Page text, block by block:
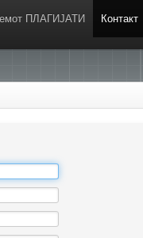
ПЛАГИЈАТИ Контакт